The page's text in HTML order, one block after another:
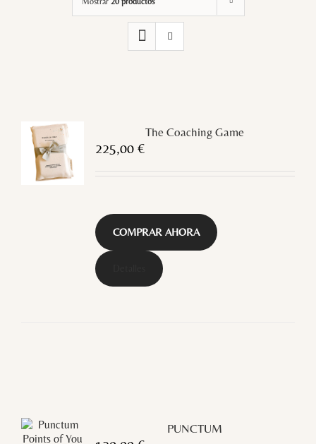
The Coaching Game
225,00 €
COMPRAR AHORA
PUNCTUM